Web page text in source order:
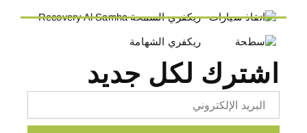
ريكفري السمحة Recovery Al Samha
ريكفري الشهامة
اشترك لكل جديد